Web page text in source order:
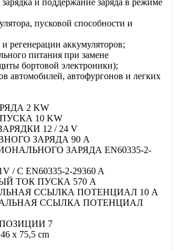
и поддержание заряда в режиме
пусковой способности и
регенерации аккумуляторов;
питания при замене
бортовой электроники);
автомобилей, автофургонов и легких
2 KW
10 KW
12 / 24 V
ЗАРЯДА 90 A
ЗАРЯДА EN60335-2-
C EN60335-2-29360 A
ТОК ПУСКА 570 A
ССЫЛКА ПОТЕНЦИАЛ 10 A
ССЫЛКА ПОТЕНЦИАЛ
7
x 75,5 cm